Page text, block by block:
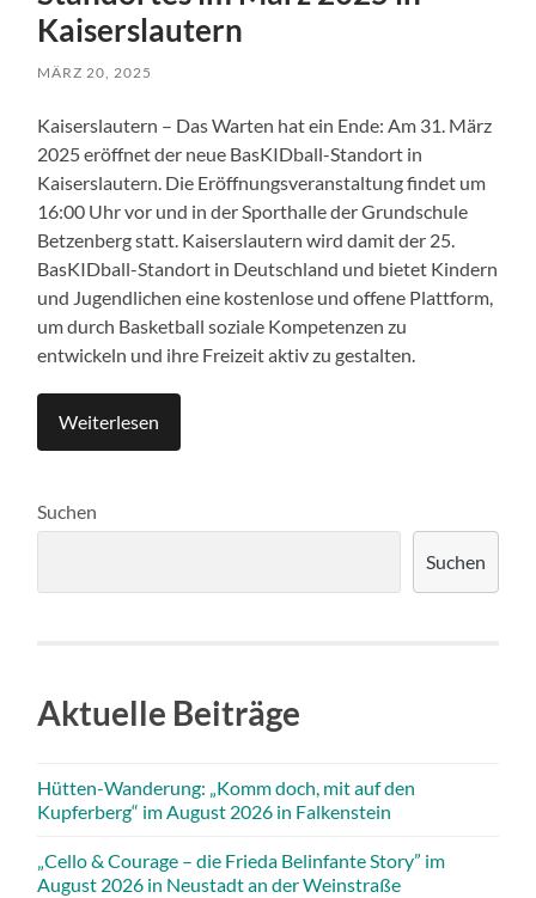
Kaiserslautern
MÄRZ 20, 2025
Kaiserslautern – Das Warten hat ein Ende: Am 31. März
2025 eröffnet der neue BasKIDball-Standort in
Kaiserslautern. Die Eröffnungsveranstaltung findet um
16:00 Uhr vor und in der Sporthalle der Grundschule
Betzenberg statt. Kaiserslautern wird damit der 25.
BasKIDball-Standort in Deutschland und bietet Kindern
und Jugendlichen eine kostenlose und offene Plattform,
um durch Basketball soziale Kompetenzen zu
entwickeln und ihre Freizeit aktiv zu gestalten.
Weiterlesen
Suchen
Suchen
Aktuelle Beiträge
Hütten-Wanderung: „Komm doch, mit auf den
Kupferberg“ im August 2026 in Falkenstein
„Cello & Courage – die Frieda Belinfante Story” im
August 2026 in Neustadt an der Weinstraße